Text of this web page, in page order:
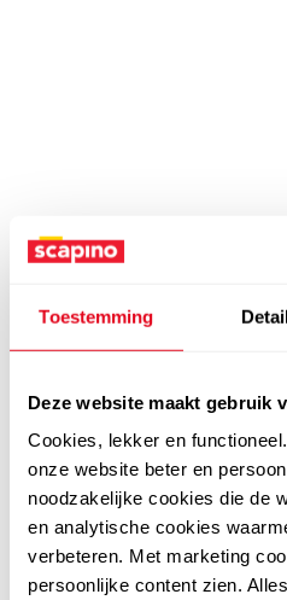
Toestemming
Deze website maakt gebruik
Cookies, lekker en
onze website beter en
noodzakelijke cookies die de
en analytische cookies
verbeteren. Met marketing
persoonlijke content zien.